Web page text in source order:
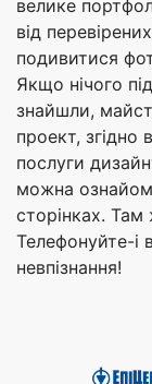
велике
від
подивитися
Якщо нічого
знайшли,
проект, згідно
послуги
можна
сторінках. Там
Телефонуйте-і
невпізнання!